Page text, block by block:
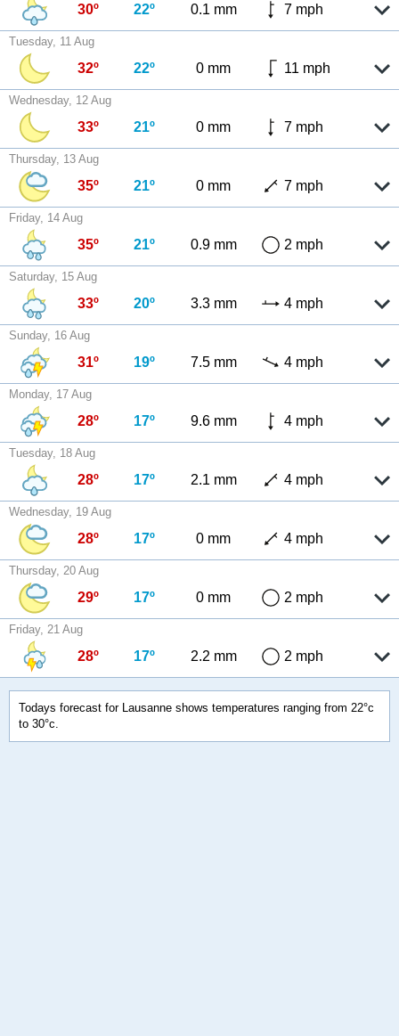
30º 22º 0.1 mm 7 mph
Tuesday, 11 Aug
32º 22º 0 mm 11 mph
Wednesday, 12 Aug
33º 21º 0 mm 7 mph
Thursday, 13 Aug
35º 21º 0 mm 7 mph
Friday, 14 Aug
35º 21º 0.9 mm 2 mph
Saturday, 15 Aug
33º 20º 3.3 mm 4 mph
Sunday, 16 Aug
31º 19º 7.5 mm 4 mph
Monday, 17 Aug
28º 17º 9.6 mm 4 mph
Tuesday, 18 Aug
28º 17º 2.1 mm 4 mph
Wednesday, 19 Aug
28º 17º 0 mm 4 mph
Thursday, 20 Aug
29º 17º 0 mm 2 mph
Friday, 21 Aug
28º 17º 2.2 mm 2 mph
Todays forecast for Lausanne shows temperatures ranging from 22°c
to 30°c.